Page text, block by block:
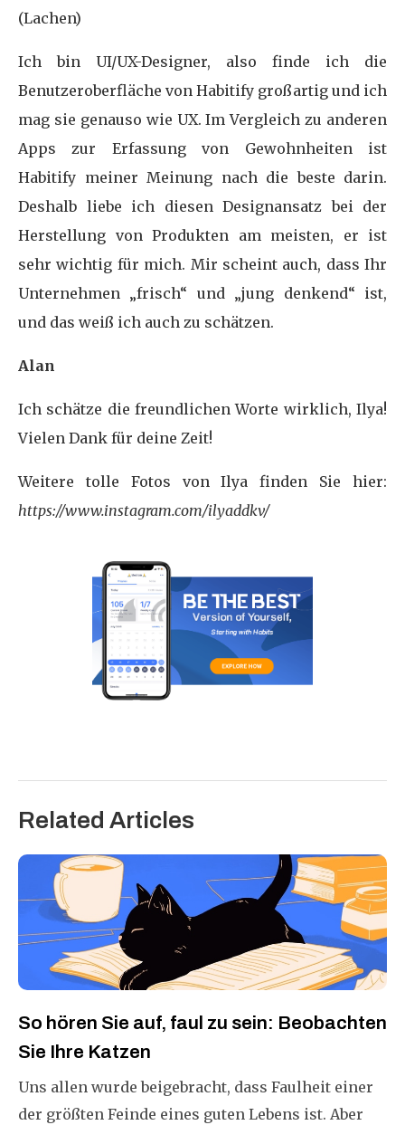
(Lachen)
Ich bin UI/UX-Designer, also finde ich die
Benutzeroberfläche von Habitify großartig und ich
mag sie genauso wie UX. Im Vergleich zu anderen
Apps zur Erfassung von Gewohnheiten ist
Habitify meiner Meinung nach die beste darin.
Deshalb liebe ich diesen Designansatz bei der
Herstellung von Produkten am meisten, er ist
sehr wichtig für mich. Mir scheint auch, dass Ihr
Unternehmen „frisch“ und „jung denkend“ ist,
und das weiß ich auch zu schätzen.
Alan
Ich schätze die freundlichen Worte wirklich, Ilya!
Vielen Dank für deine Zeit!
Weitere tolle Fotos von Ilya finden Sie hier:
https://www.instagram.com/ilyaddkv/
Related Articles
So hören Sie auf, faul zu sein: Beobachten
Sie Ihre Katzen
Uns allen wurde beigebracht, dass Faulheit einer
der größten Feinde eines guten Lebens ist. Aber